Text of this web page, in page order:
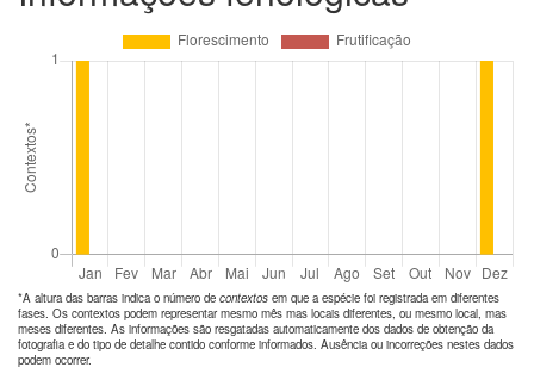
*A altura das barras indica o número de contextos em que a espécie foi registrada em diferentes
fases. Os contextos podem representar mesmo mês mas locais diferentes, ou mesmo local, mas
meses diferentes. As informações são resgatadas automaticamente dos dados de obtenção da
fotografia e do tipo de detalhe contido conforme informados. Ausência ou incorreções nestes dados
podem ocorrer.